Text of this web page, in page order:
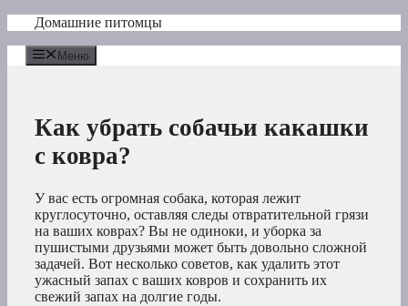
Перейти
содержимому
Домашние питомцы
Меню
Как убрать собачьи какашки
с ковра?
У вас есть огромная собака, которая лежит
круглосуточно, оставляя следы отвратительной грязи
на ваших коврах? Вы не одиноки, и уборка за
пушистыми друзьями может быть довольно сложной
задачей. Вот несколько советов, как удалить этот
ужасный запах с ваших ковров и сохранить их
свежий запах на долгие годы.